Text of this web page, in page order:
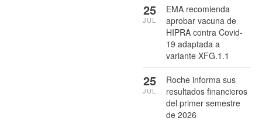
EMA recomienda
aprobar vacuna de
HIPRA contra Covid-
19 adaptada a
variante XFG.1.1
25
JUL
Roche informa sus
resultados financieros
del primer semestre
de 2026
25
JUL